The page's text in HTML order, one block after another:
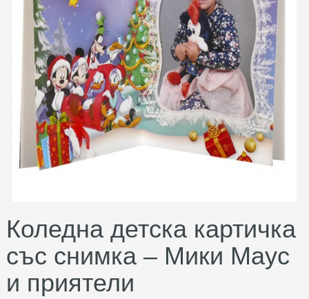
Коледна детска картичка
със снимка – Мики Маус
и приятели